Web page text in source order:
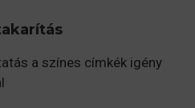
a színes címkék igény